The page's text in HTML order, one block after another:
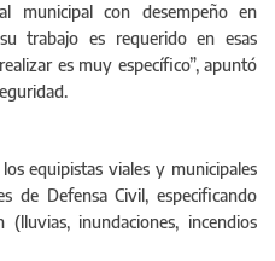
municipal con desempeño en
trabajo es requerido en esas
es muy específico”, apuntó
equipistas viales y municipales
de Defensa Civil, especificando
inundaciones, incendios